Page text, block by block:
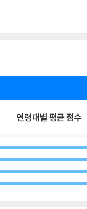
연령대별 평균 점수